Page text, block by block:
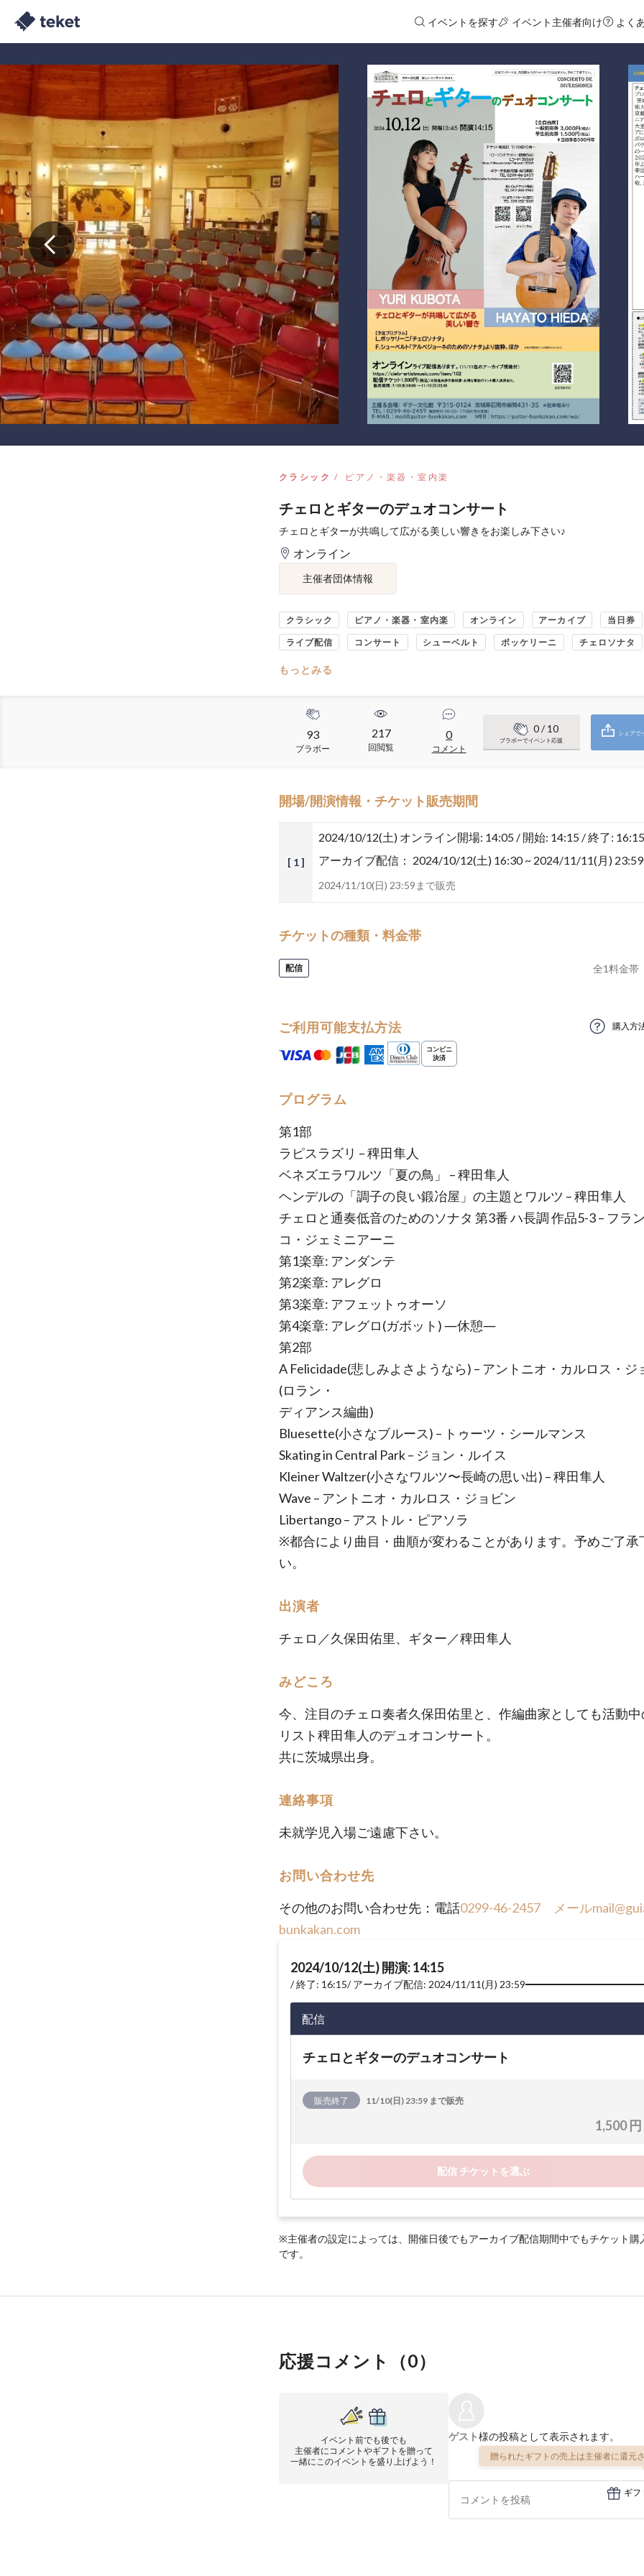
イベントを探す イベント主催者向け よく
クラシック ピアノ・楽器・室内楽
チェロとギターのデュオコンサート
チェロとギターが共鳴して広がる美しい響きをお楽しみ下さい♪
オンライン
主催者団体情報
クラシック ピアノ・楽器・室内楽 オンライン アーカイブ 当日券
ライブ配信 コンサート シューベルト ボッケリーニ チェロソナタ
もっとみる
93
ブラボー
217
回閲覧
0
コメント
0/ 10
ブラボーでイベント応援
シェアで
開場/開演情報・チケット販売期間
[ 1 ]
2024/10/12(土) オンライン開場: 14:05 / 開始: 14:15 / 終了: 16:15
アーカイブ配信： 2024/10/12(土) 16:30 ~ 2024/11/11(月) 23:59
2024/11/10(日) 23:59まで販売
チケットの種類・料金帯
配信 全1料金帯
ご利用可能支払方法 購入方
プログラム
第1部
ラピスラズリ – 稗田隼人
ベネズエラワルツ「夏の鳥」 – 稗田隼人
ヘンデルの「調子の良い鍛冶屋」の主題とワルツ – 稗田隼人
チェロと通奏低音のためのソナタ 第3番 ハ長調 作品5-3 – フラ
コ・ジェミニアーニ
第1楽章: アンダンテ
第2楽章: アレグロ
第3楽章: アフェットゥオーソ
第4楽章: アレグロ(ガボット) ―休憩―
第2部
A Felicidade(悲しみよさようなら) – アントニオ・カルロス・ジ
(ロラン・
ディアンス編曲)
Bluesette(小さなブルース) – トゥーツ・シールマンス
Skating in Central Park – ジョン・ルイス
Kleiner Waltzer(小さなワルツ〜長崎の思い出) – 稗田隼人
Wave – アントニオ・カルロス・ジョビン
Libertango – アストル・ピアソラ
※都合により曲目・曲順が変わることがあります。予めご了承
い。
出演者
チェロ／久保田佑里、ギター／稗田隼人
みどころ
今、注目のチェロ奏者久保田佑里と、作編曲家としても活動中
リスト稗田隼人のデュオコンサート。
共に茨城県出身。
連絡事項
未就学児入場ご遠慮下さい。
お問い合わせ先
その他のお問い合わせ先：電話0299-46-2457
メール
bunkakan.com
2024/10/12(土) 開演: 14:15
終了: 16:15 アーカイブ配信: 2024/11/11(月) 23:59
配信
チェロとギターのデュオコンサート
販売終了 11/10(日) 23:59 まで販売
1,500 円
配信 チケットを選ぶ
※主催者の設定によっては、開催日後でもアーカイブ配信期間中でもチケット購
です。
応援コメント（0）
イベント前でも後でも
主催者にコメントやギフトを贈って
一緒にこのイベントを盛り上げよう！
ゲスト様の投稿として表示されます。
贈られたギフトの売上は主催者に還元
ギフ